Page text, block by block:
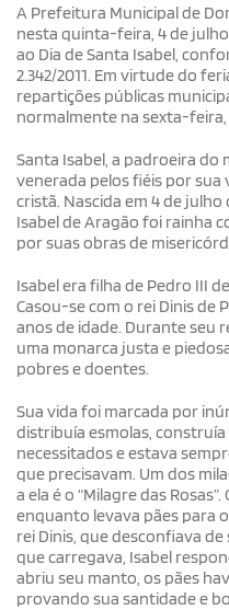
A Prefeitura Municipal de
nesta quinta-feira, 4 de
ao Dia de Santa Isabel,
2.342/2011. Em virtude do
repartições públicas
normalmente na sexta-feira,
Santa Isabel, a padroeira do
venerada pelos fiéis por sua
cristã. Nascida em 4 de julho
Isabel de Aragão foi rainha
por suas obras de
Isabel era filha de Pedro III
Casou-se com o rei Dinis de
anos de idade. Durante seu
uma monarca justa e
pobres e doentes.
Sua vida foi marcada por
distribuía esmolas,
necessitados e estava
que precisavam. Um dos
a ela é o “Milagre das
enquanto levava pães para
rei Dinis, que desconfiava
que carregava, Isabel
abriu seu manto, os pães
provando sua santidade e